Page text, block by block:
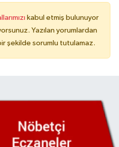
kabul etmiş bulunuyor
Yazılan yorumlardan
şekilde sorumlu tutulamaz.